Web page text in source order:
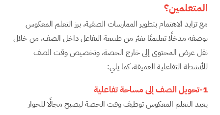
المتعلمين؟
مع تزايد الاهتمام بتطوير الممارسات الصفية، برز التعلم المعكوس
بوصفه مدخلًا تعليميًا يغيّر من طبيعة التفاعل داخل الصف، من خلال
نقل عرض المحتوى إلى خارج الحصة، وتخصيص وقت الصف
للأنشطة التفاعلية العميقة، كما يلي:
1-تحويل الصف إلى مساحة تفاعلية
يعيد التعلم المعكوس توظيف وقت الحصة ليصبح مجالًا للحوار